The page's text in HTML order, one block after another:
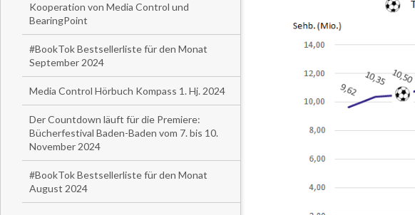
Kooperation von Media Control und
BearingPoint
#BookTok Bestsellerliste für den Monat
September 2024
Media Control Hörbuch Kompass 1. Hj. 2024
Der Countdown läuft für die Premiere:
Bücherfestival Baden-Baden vom 7. bis 10.
November 2024
#BookTok Bestsellerliste für den Monat
August 2024